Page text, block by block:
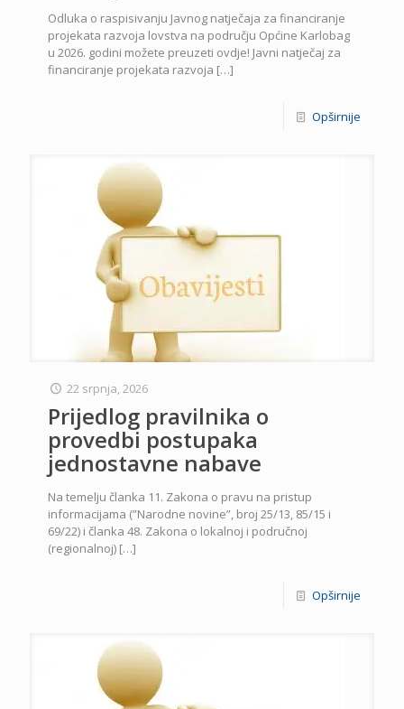
Odluka o raspisivanju Javnog natječaja za financiranje
projekata razvoja lovstva na području Općine Karlobag
u 2026. godini možete preuzeti ovdje! Javni natječaj za
financiranje projekata razvoja […]
Opširnije
22 srpnja, 2026
Prijedlog pravilnika o
provedbi postupaka
jednostavne nabave
Na temelju članka 11. Zakona o pravu na pristup
informacijama (”Narodne novine”, broj 25/13, 85/15 i
69/22) i članka 48. Zakona o lokalnoj i područnoj
(regionalnoj) […]
Opširnije